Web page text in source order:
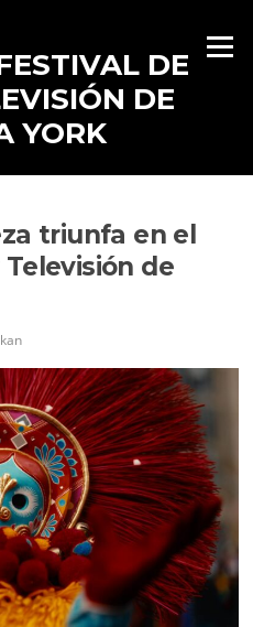
Menú
DE
DE
YORK
triunfa en el
de